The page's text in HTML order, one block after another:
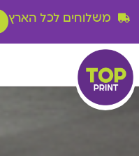
משלוחים לכל הארץ